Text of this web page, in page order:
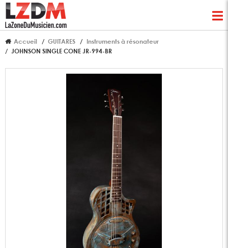
Accueil GUITARES
Instruments à résonateur
JOHNSON SINGLE CONE JR-994-BR